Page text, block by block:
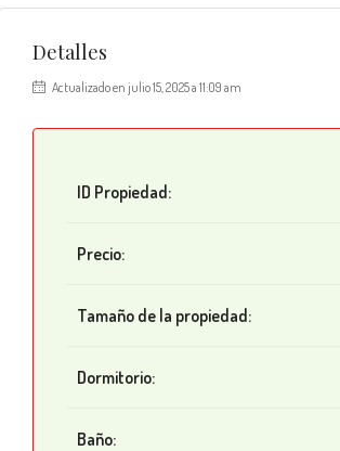
Detalles
Actualizado en julio 15, 2025 a 11:09 am
ID Propiedad:
Precio:
Tamaño de la propiedad:
Dormitorio:
Baño: